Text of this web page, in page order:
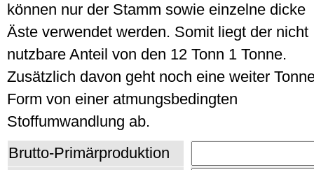
können nur der Stamm sowie einzelne dicke
Äste verwendet werden. Somit liegt der nicht
nutzbare Anteil von den 12 Tonn 1 Tonne.
Zusätzlich davon geht noch eine weiter
Form von einer atmungsbedingten
Stoffumwandlung ab.
Brutto-Primärproduktion